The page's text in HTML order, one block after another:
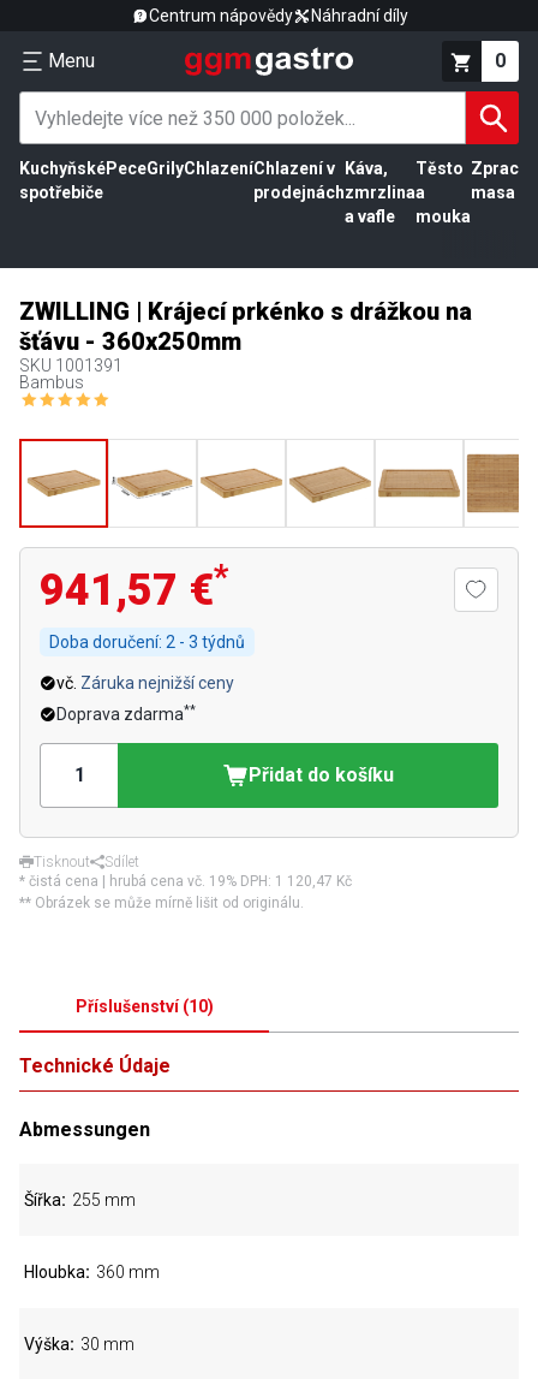
Centrum nápovědy Náhradní díly
Menu 0
Kuchyňské
spotřebiče
PeceGrilyChlazeníChlazení v
prodejnách
Káva,
zmrzlina
a vafle
Těsto
a
mouka
masa
ZWILLING | Krájecí prkénko s drážkou na
šťávu - 360x250mm
SKU 1001391
Bambus
941,57 €*
Doba doručení: 2 - 3 týdnů
vč. Záruka nejnižší ceny
Doprava zdarma**
Přidat do košíku
Tisknout
Sdílet
* čistá cena | hrubá cena vč. 19% DPH: 1 120,47 Kč
** Obrázek se může mírně lišit od originálu.
Příslušenství(10)
Technické Údaje
Abmessungen
Šířka 255 mm
Hloubka 360 mm
Výška 30 mm